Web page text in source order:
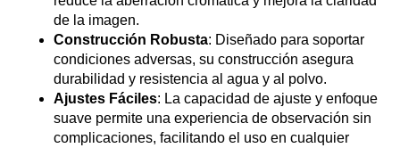
de la imagen.
Construcción Robusta: Diseñado para soportar
condiciones adversas, su construcción asegura
durabilidad y resistencia al agua y al polvo.
Ajustes Fáciles: La capacidad de ajuste y enfoque
suave permite una experiencia de observación sin
complicaciones, facilitando el uso en cualquier